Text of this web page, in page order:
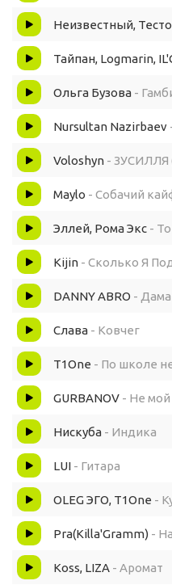
Неизвестный,
Тайпан, Logmarin,
Ольга Бузова -
Nursultan Nazirbaev
Voloshyn - ЗУСИЛЛЯ
Maylo - Собачий
Эллей, Рома Экс -
Kijin - Сколько Я
DANNY ABRO - Дама
Слава - Ковчег
T1One - По школе
GURBANOV - Не
Нискуба - Индика
LUI - Гитара
OLEG ЭГО, T1One -
Pra(Killa'Gramm) -
Koss, LIZA - Аромат